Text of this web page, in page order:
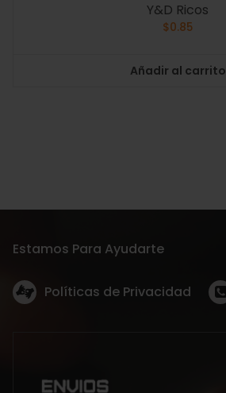
Y&D Ricos
$0.85
Añadir al carrito
Estamos Para Ayudarte
Políticas de Privacidad